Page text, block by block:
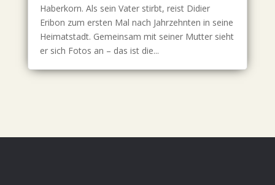
Haberkorn. Als sein Vater stirbt, reist Didier
Eribon zum ersten Mal nach Jahrzehnten in seine
Heimatstadt. Gemeinsam mit seiner Mutter sieht
er sich Fotos an – das ist die...